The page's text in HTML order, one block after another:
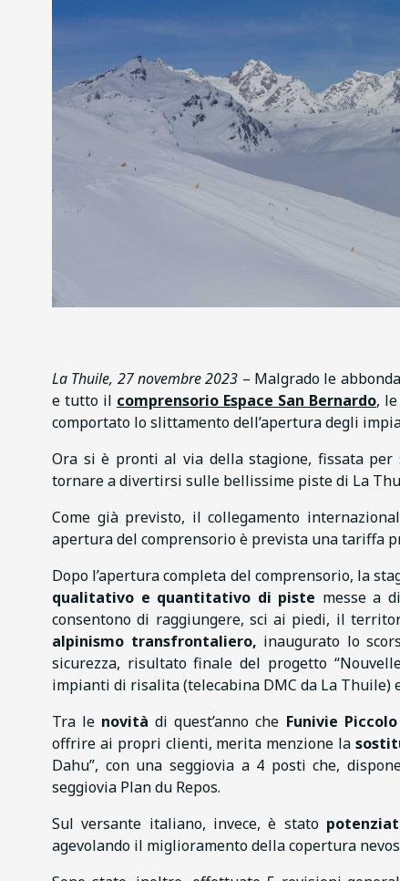
La Thuile, 27 novembre 2023 – Malgrado le
e tutto il comprensorio Espace San Bernardo,
comportato lo slittamento dell’apertura degli
Ora si è pronti al via della stagione, fissata per
tornare a divertirsi sulle bellissime piste di La
Come già previsto, il collegamento
apertura del comprensorio è prevista una tariffa
Dopo l’apertura completa del comprensorio, la
qualitativo e quantitativo di piste messe a
consentono di raggiungere, sci ai piedi, il
alpinismo transfrontaliero, inaugurato lo
sicurezza, risultato finale del progetto
impianti di risalita (telecabina DMC da La Thuile)
Tra le novità di quest’anno che Funivie
offrire ai propri clienti, merita menzione la
Dahu”, con una seggiovia a 4 posti che,
seggiovia Plan du Repos.
Sul versante italiano, invece, è stato
agevolando il miglioramento della copertura